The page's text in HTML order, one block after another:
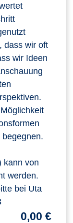
dass wir oft
wir Ideen
kann von
werden.
bei Uta
0,00 €